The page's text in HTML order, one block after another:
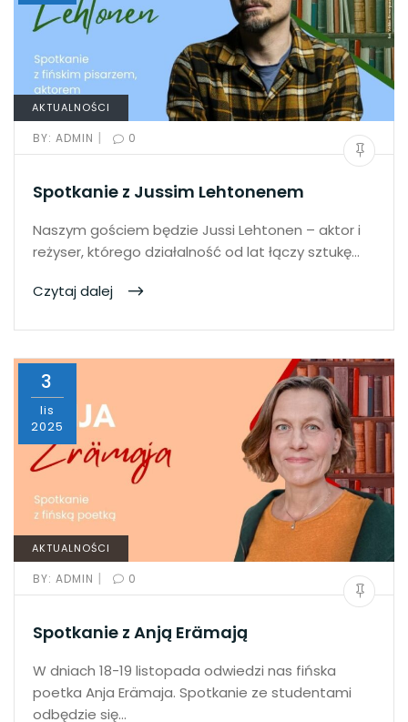
AKTUALNOŚCI
BY: ADMIN | 0
Spotkanie z Jussim Lehtonenem
Naszym gościem będzie Jussi Lehtonen – aktor i
reżyser, którego działalność od lat łączy sztukę…
Czytaj dalej
3
lis
2025
AKTUALNOŚCI
BY: ADMIN | 0
Spotkanie z Anją Erämają
W dniach 18-19 listopada odwiedzi nas fińska
poetka Anja Erämaja. Spotkanie ze studentami
odbędzie się…